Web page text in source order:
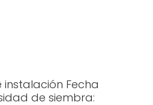
Fecha
de siembra: